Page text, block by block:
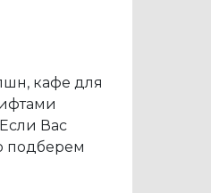
кафе для
Вас
подберем